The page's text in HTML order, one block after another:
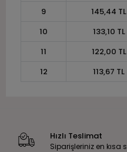
9
145,44 TL
10
133,10 TL
11
122,00 TL
12
113,67 TL
Hızlı Teslimat
Siparişleriniz en kısa